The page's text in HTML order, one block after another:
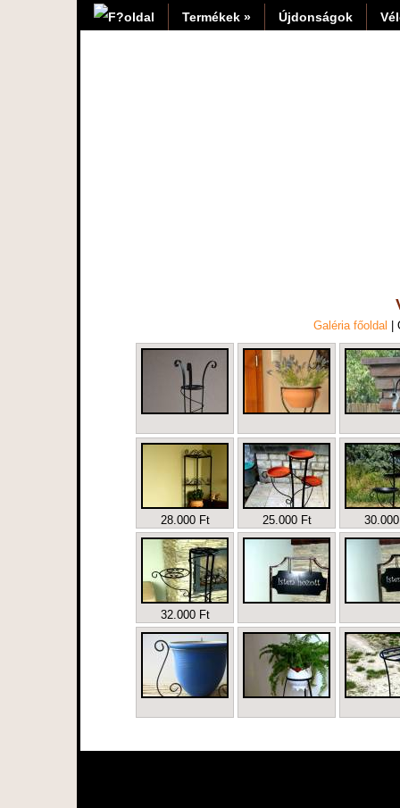
Termékek » Újdonságok
Galéria főoldal |
28.000 Ft 25.000 Ft
32.000 Ft